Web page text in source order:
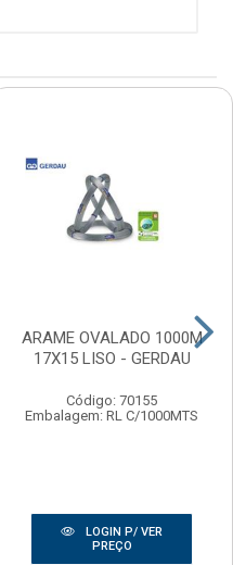
ARAME OVALADO 1000M
17X15 LISO - GERDAU
Código: 70155
Embalagem: RL C/1000MTS
LOGIN P/ VER
PREÇO